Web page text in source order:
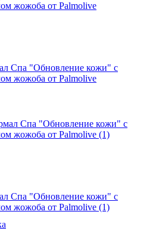
Спа "Обновление кожи" с
жожоба от Palmolive
Спа "Обновление кожи" с
жожоба от Palmolive (1)